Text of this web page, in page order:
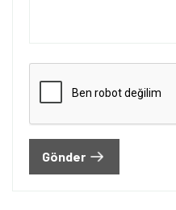
Gönder